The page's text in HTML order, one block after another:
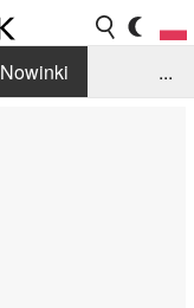
Nowinki
...